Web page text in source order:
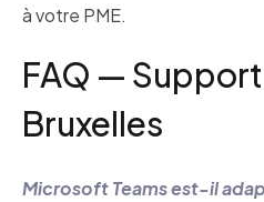
à votre PME.
FAQ —
Bruxelles
Microsoft Teams est-il